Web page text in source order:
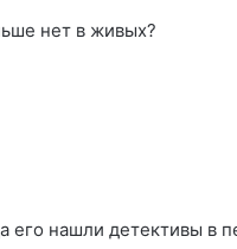
нет в живых?
нашли детективы в